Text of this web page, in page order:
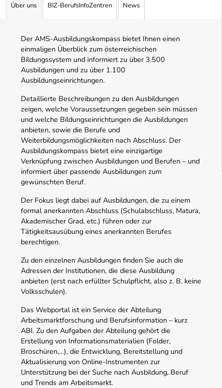
Über uns BIZ-BerufsInfoZentren News
Der AMS-Ausbildungskompass bietet Ihnen einen
einmaligen Überblick zum österreichischen
Bildungssystem und informiert zu über 3.500
Ausbildungen und zu über 1.100
Ausbildungseinrichtungen.
Detaillierte Beschreibungen zu den Ausbildungen
zeigen, welche Voraussetzungen gegeben sein müssen
und welche Bildungseinrichtungen die Ausbildungen
anbieten, sowie die Berufe und
Weiterbildungsmöglichkeiten nach Abschluss. Der
Ausbildungskompass bietet eine einzigartige
Verknüpfung zwischen Ausbildungen und Berufen – und
informiert über passende Ausbildungen zum
gewünschten Beruf.
Der Fokus liegt dabei auf Ausbildungen, die zu einem
formal anerkannten Abschluss (Schulabschluss, Matura,
Akademischer Grad, etc.) führen oder zur
Tätigkeitsausübung eines anerkannten Berufes
berechtigen.
Zu den einzelnen Ausbildungen finden Sie auch die
Adressen der Institutionen, die diese Ausbildung
anbieten (erst nach erfüllter Schulpflicht, also z. B. keine
Volksschulen).
Das Webportal ist ein Service der Abteilung
Arbeitsmarktforschung und Berufsinformation – kurz
ABI. Zu den Aufgaben der Abteilung gehört die
Erstellung von Informationsmaterialien (Folder,
Broschüren,…), die Entwicklung, Bereitstellung und
Aktualisierung von Online-Instrumenten zur
Unterstützung bei der Suche nach Ausbildung, Beruf
und Trends am Arbeitsmarkt.